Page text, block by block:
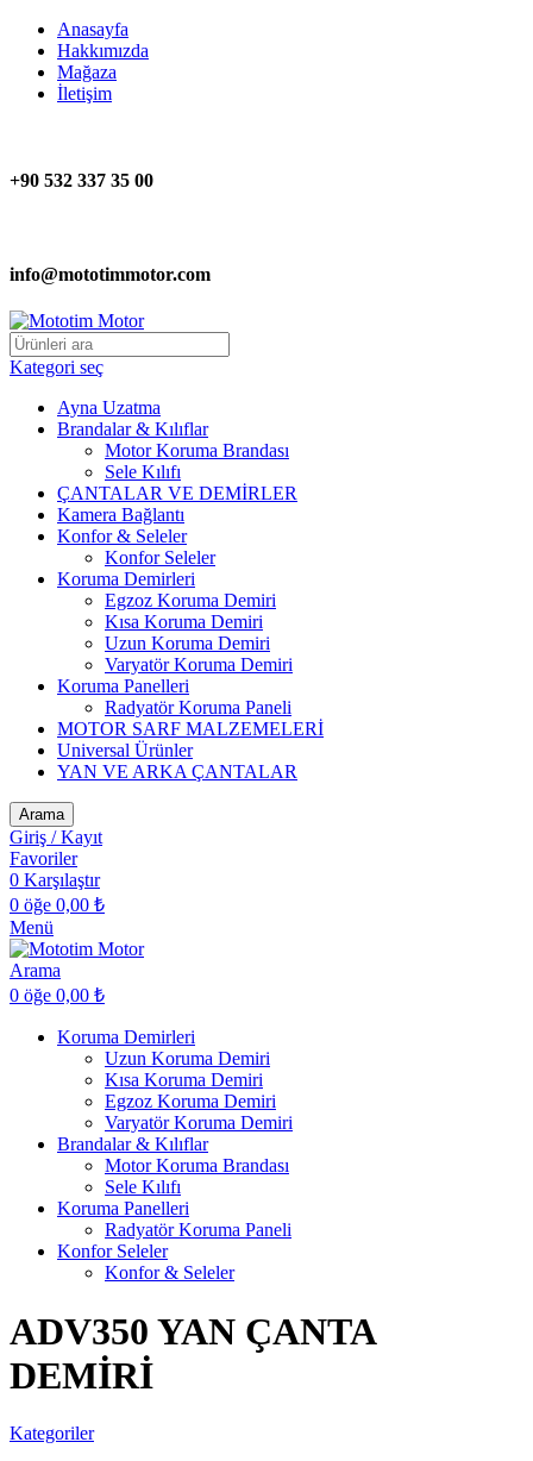
Anasayfa
Hakkımızda
Mağaza
İletişim
+90 532 337 35 00
info@mototimmotor.com
Kategori seç
Ayna Uzatma
Brandalar & Kılıflar
Motor Koruma Brandası
Sele Kılıfı
ÇANTALAR VE DEMİRLER
Kamera Bağlantı
Konfor & Seleler
Konfor Seleler
Koruma Demirleri
Egzoz Koruma Demiri
Kısa Koruma Demiri
Uzun Koruma Demiri
Varyatör Koruma Demiri
Koruma Panelleri
Radyatör Koruma Paneli
MOTOR SARF MALZEMELERİ
Universal Ürünler
YAN VE ARKA ÇANTALAR
Arama
Giriş / Kayıt
Favoriler
0 Karşılaştır
0 öğe 0,00 ₺
Menü
Arama
0 öğe 0,00 ₺
Koruma Demirleri
Uzun Koruma Demiri
Kısa Koruma Demiri
Egzoz Koruma Demiri
Varyatör Koruma Demiri
Brandalar & Kılıflar
Motor Koruma Brandası
Sele Kılıfı
Koruma Panelleri
Radyatör Koruma Paneli
Konfor Seleler
Konfor & Seleler
ADV350 YAN ÇANTA
DEMİRİ
Kategoriler